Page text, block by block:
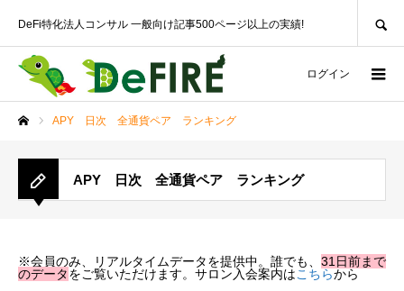
DeFi特化法人コンサル 一般向け記事500ページ以上の実績!
ログイン
APY 日次 全通貨ペア ランキング
APY 日次 全通貨ペア ランキング
※会員のみ、リアルタイムデータを提供中。誰でも、 31日前まで
のデータをご覧いただけます。サロン入会案内はこちらから